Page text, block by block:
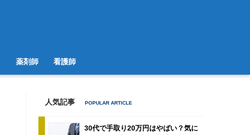
薬剤師 看護師
人気記事
30代で手取り20万円はやばい？気に